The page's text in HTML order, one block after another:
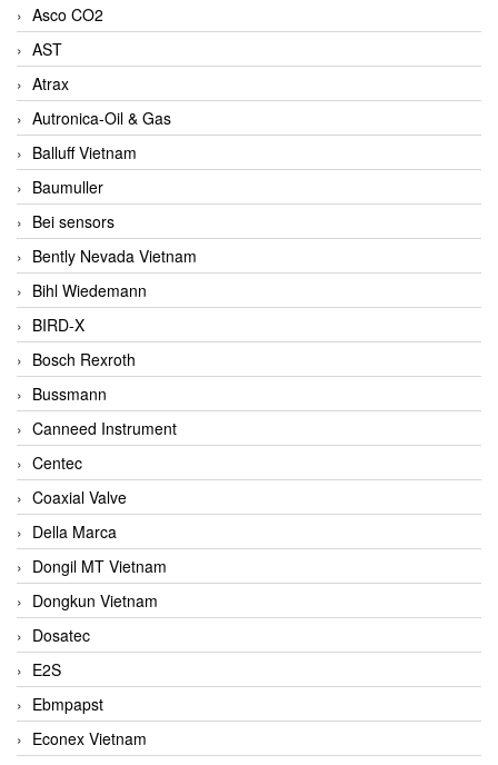
Asco CO2
AST
Atrax
Autronica-Oil & Gas
Balluff Vietnam
Baumuller
Bei sensors
Bently Nevada Vietnam
Bihl Wiedemann
BIRD-X
Bosch Rexroth
Bussmann
Canneed Instrument
Centec
Coaxial Valve
Della Marca
Dongil MT Vietnam
Dongkun Vietnam
Dosatec
E2S
Ebmpapst
Econex Vietnam